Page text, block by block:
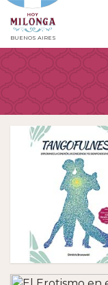
BUENOS AIRES